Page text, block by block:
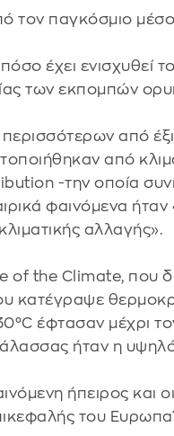
τον παγκόσμιο
πόσο έχει
των εκπομπών
από
από
-την οποία
φαινόμενα ήταν
αλλαγής».
of the Climate, που
κατέγραψε
έφτασαν μέχρι
ήταν η
ήπειρος και
του